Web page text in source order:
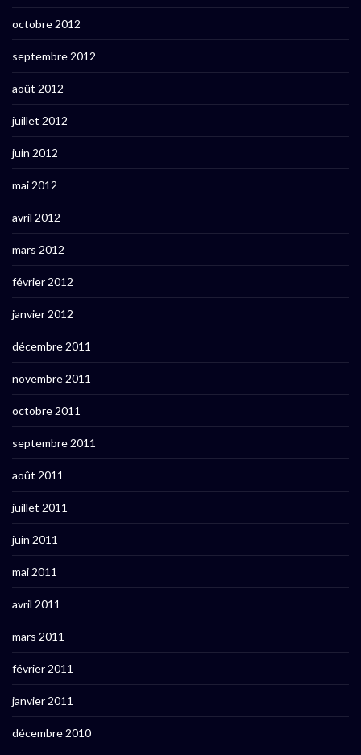
octobre 2012
septembre 2012
août 2012
juillet 2012
juin 2012
mai 2012
avril 2012
mars 2012
février 2012
janvier 2012
décembre 2011
novembre 2011
octobre 2011
septembre 2011
août 2011
juillet 2011
juin 2011
mai 2011
avril 2011
mars 2011
février 2011
janvier 2011
décembre 2010